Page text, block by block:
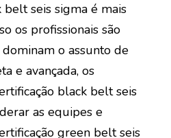
seis sigma é mais
os profissionais são
o assunto de
e avançada, os
black belt seis
as equipes e
green belt seis